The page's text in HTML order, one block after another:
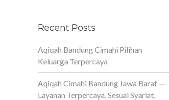
Recent Posts
Aqiqah Bandung Cimahi Pilihan
Keluarga Terpercaya
Aqiqah Cimahi Bandung Jawa Barat —
Layanan Terpercaya, Sesuai Syariat,